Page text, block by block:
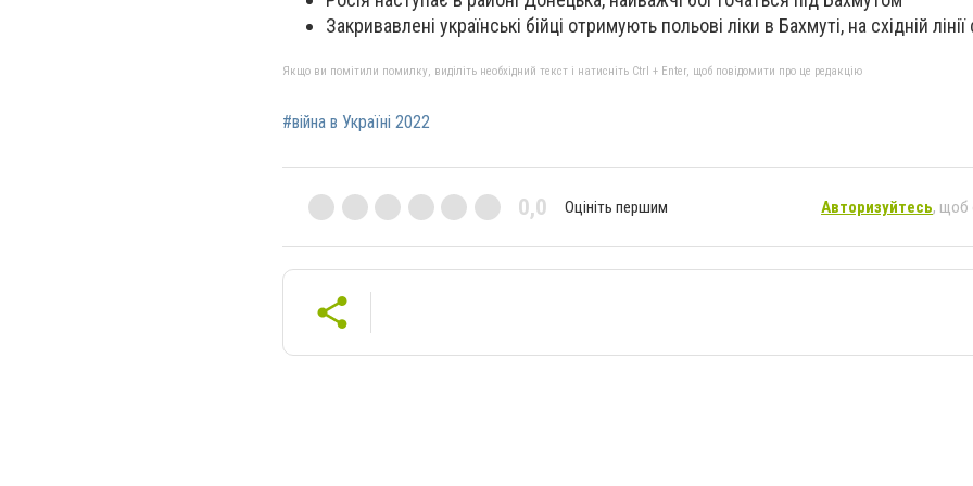
Закривавлені українські бійці отримують польові ліки в Бахмуті, на східній
Якщо ви помітили помилку, виділіть необхідний текст і натисніть Ctrl + Enter, щоб повідомити про це редакцію
#війна в Україні 2022
0,0 Оцініть першим Авторизуйтесь, щоб